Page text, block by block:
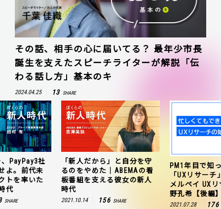
その話、相手の心に届いてる？ 最年少市長
誕生を支えたスピーチライターが解説「伝
わる話し方」基本のキ
2024.04.25 13 SHARE
PayPay3社
よ。前代未
トを率いた
代
SHARE
「新人だから」と自分を守
るのをやめた｜ABEMAの看
板番組を支える彼女の新人
時代
2021.10.14 156 SHARE
PM1年目で知
「UXリサー
メルペイ UX
野孔希【後編
2021.07.28 176